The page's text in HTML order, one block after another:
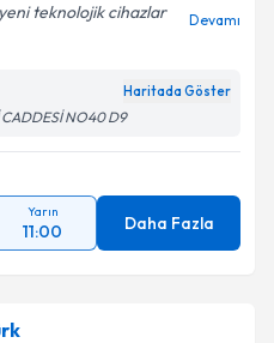
teknolojik cihazlar
Devamı
Haritada Göster
CADDESİ NO40 D9
Yarın
11:00 Daha Fazla